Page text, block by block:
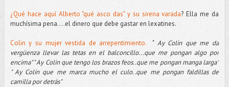
¿Qué hace aquí Alberto "qué asco das" y su sirena varada? Ella me da
muchísima pena....el dinero que debe gastar en lexatines.
Colin y su mujer vestida de arrepentimiento. " Ay Colin que me da
vergüenza llevar las tetas en el balconcillo...que me pongan algo por
encima" " Ay Colin que tengo los brazos feos..que me pongan manga larga"
" Ay Colin que me marca mucho el culo..que me pongan faldillas de
camilla por detrás"